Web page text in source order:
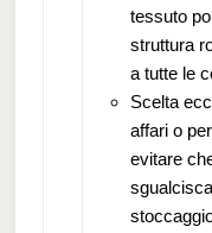
tessuto
struttura
a tutte le
Scelta
affari o
evitare